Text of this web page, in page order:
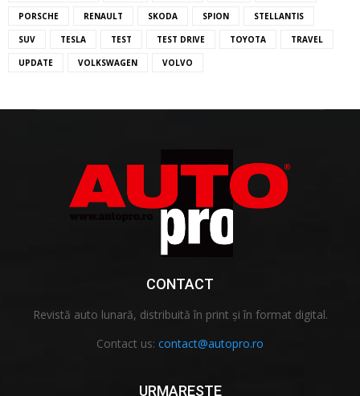
PORSCHE RENAULT SKODA SPION STELLANTIS
SUV TESLA TEST TEST DRIVE TOYOTA TRAVEL
UPDATE VOLKSWAGEN VOLVO
CONTACT
Revistă auto lunară, distribuită în print și în format digital.
Contact us: contact@autopro.ro
URMARESTE